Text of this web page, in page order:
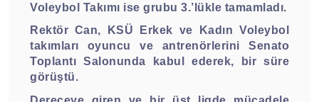
Voleybol Takımı ise grubu 3.’lükle tamamladı.
Rektör Can, KSÜ Erkek ve Kadın Voleybol
takımları oyuncu ve antrenörlerini Senato
Toplantı Salonunda kabul ederek, bir süre
görüştü.